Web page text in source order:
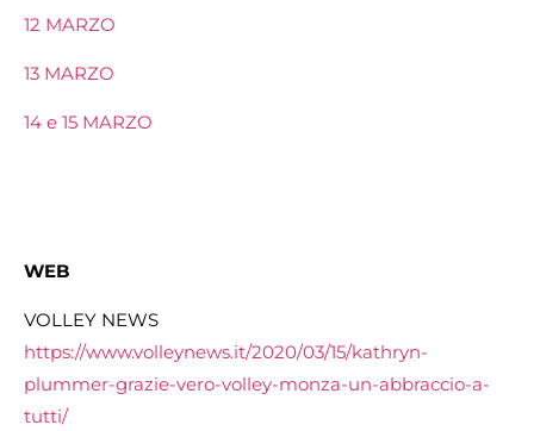
12 MARZO
13 MARZO
14 e 15 MARZO
WEB
VOLLEY NEWS
https://www.volleynews.it/2020/03/15/kathryn-
plummer-grazie-vero-volley-monza-un-abbraccio-a-
tutti/